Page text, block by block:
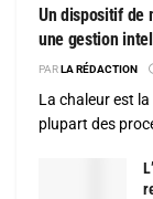
Un dispositif de
une gestion
PARLA RÉDACTION
La chaleur est
plupart des